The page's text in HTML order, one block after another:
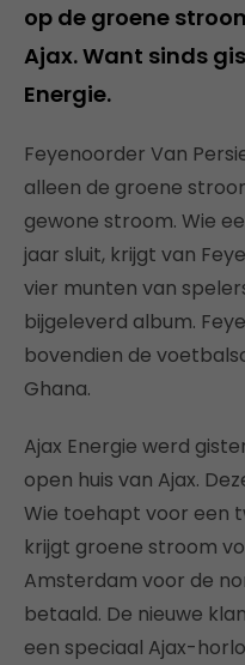
op de groene
Ajax. Want sinds
Energie.
Feyenoorder Van
alleen de groene
gewone stroom. Wie
jaar sluit, krijgt van
vier munten van
bijgeleverd album.
bovendien de
Ghana.
Ajax Energie werd
open huis van Ajax.
Wie toehapt voor een
krijgt groene stroom
Amsterdam voor de
betaald. De nieuwe
een speciaal Ajax-